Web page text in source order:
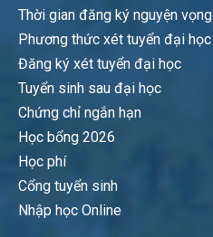
Thời gian đăng ký nguyện vọng
Phương thức xét tuyển đại học
Đăng ký xét tuyển đại học
Tuyển sinh sau đại học
Chứng chỉ ngắn hạn
Học bổng 2026
Học phí
Cổng tuyển sinh
Nhập học Online